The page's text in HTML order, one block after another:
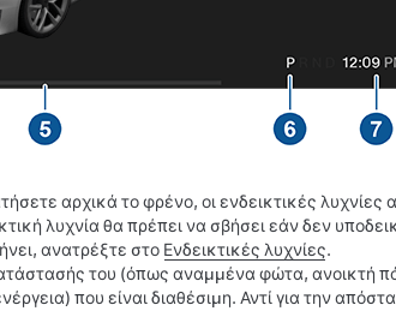
αρχικά το φρένο, οι ενδεικτικές
λυχνία θα πρέπει να σβήσει εάν δεν
ανατρέξτε στο Ενδεικτικές λυχνίες.
του (όπως αναμμένα φώτα, ανοικτή
που είναι διαθέσιμη. Αντί για την